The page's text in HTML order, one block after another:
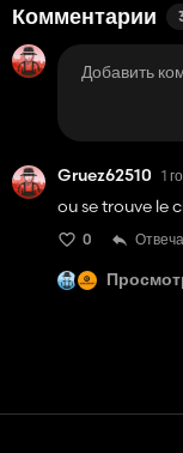
Комментарии
Gruez62510 1
ou se trouve le
0